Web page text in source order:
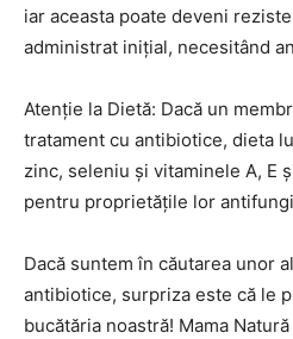
iar aceasta poate deveni
administrat inițial, necesitând
Atenție la Dietă: Dacă un
tratament cu antibiotice, dieta
zinc, seleniu și vitaminele A, E
pentru proprietățile lor
Dacă suntem în căutarea unor
antibiotice, surpriza este că le
bucătăria noastră! Mama